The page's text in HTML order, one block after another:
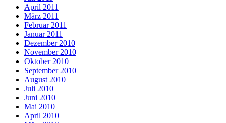
April 2011
März 2011
Februar 2011
Januar 2011
Dezember 2010
November 2010
Oktober 2010
September 2010
August 2010
Juli 2010
Juni 2010
Mai 2010
April 2010